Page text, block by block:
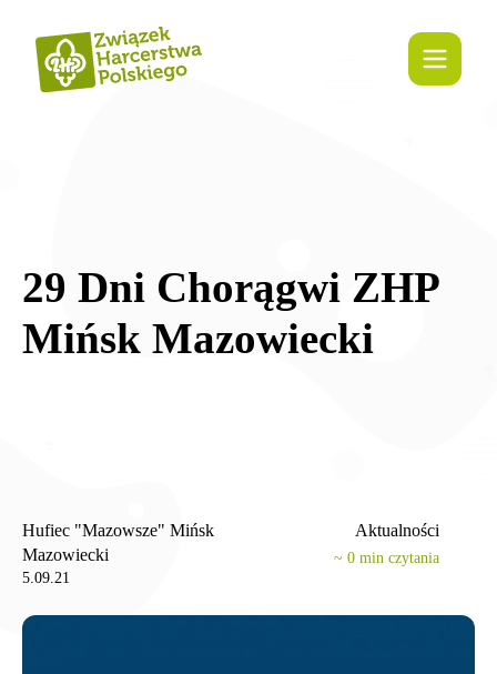
29 Dni Chorągwi ZHP
Mińsk Mazowiecki
Hufiec "Mazowsze" Mińsk
Mazowiecki
5.09.21
Aktualności
~ 0 min czytania